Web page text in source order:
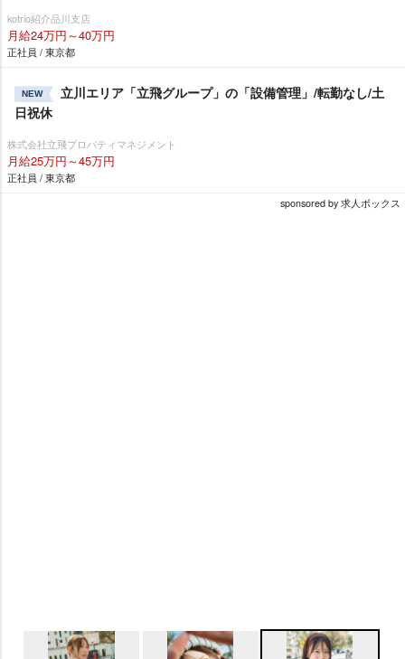
kotrio紹介品川支店
月給24万円～40万円
正社員 / 東京都
NEW
立川エリア「立飛グループ」の「設備管理」/転勤なし/土
日祝休
株式会社立飛プロパティマネジメント
月給25万円～45万円
正社員 / 東京都
sponsored by 求人ボックス